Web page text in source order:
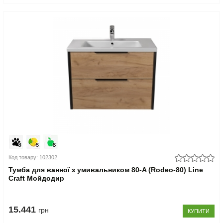
Код товару: 102302
Тумба для ванної з умивальником 80-A (Rodeo-80) Line
Craft Мойдодир
15.441 грн КУПИТИ